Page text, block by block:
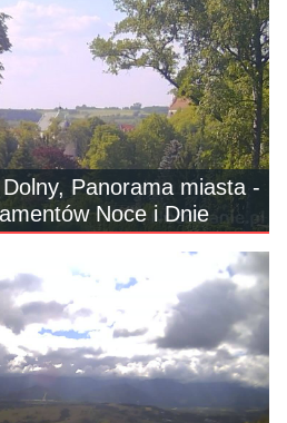
Panorama miasta -
Noce i Dnie